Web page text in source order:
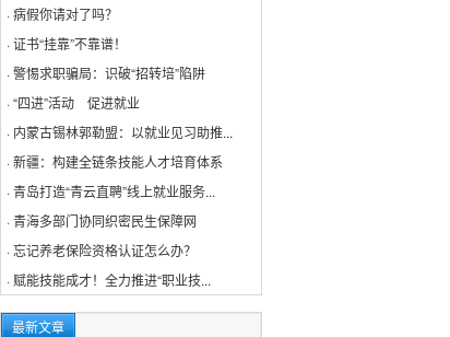
·病假你请对了吗？
·证书“挂靠”不靠谱！
·警惕求职骗局：识破“招转培”陷阱
·“四进”活动 促进就业
· 内蒙古锡林郭勒盟：以就业见习助推...
·新疆：构建全链条技能人才培育体系
·青岛打造“青云直聘”线上就业服务...
·青海多部门协同织密民生保障网
·忘记养老保险资格认证怎么办？
· 赋能技能成才！全力推进“职业技...
最新文章